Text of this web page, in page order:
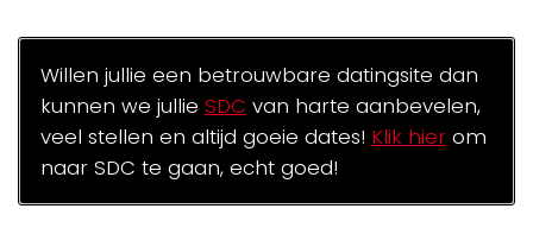
Willen jullie een betrouwbare datingsite dan
kunnen we jullie SDC van harte aanbevelen,
veel stellen en altijd goeie dates! Klik hierom
naar SDC te gaan, echt goed!